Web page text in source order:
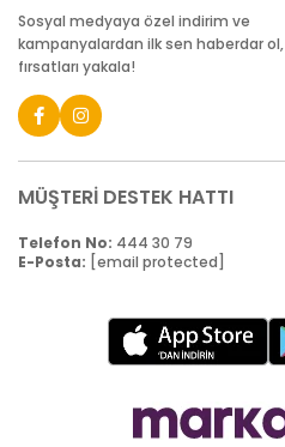
Sosyal medyaya özel indirim ve
kampanyalardan ilk sen haberdar ol,
fırsatları yakala!
MÜŞTERİ DESTEK HATTI
Telefon No: 444 30 79
E-Posta: [email protected]